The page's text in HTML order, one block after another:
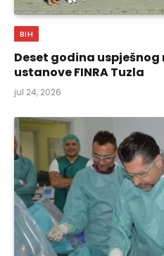
BIH
Deset godina
ustanove FINRA Tuzla
jul 24, 2026